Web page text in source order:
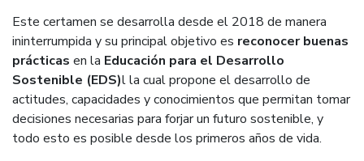
Este certamen se desarrolla desde el 2018 de manera
ininterrumpida y su principal objetivo es reconocer buenas
prácticas en la Educación para el Desarrollo
Sostenible (EDS)l la cual propone el desarrollo de
actitudes, capacidades y conocimientos que permitan tomar
decisiones necesarias para forjar un futuro sostenible, y
todo esto es posible desde los primeros años de vida.